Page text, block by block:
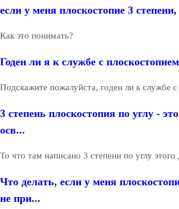
если у меня плоскостопие 3 степени,
Как это понимать?
Годен ли я к службе с
Подскажите пожалуйста, годен ли к службе
3 степень плоскостопия по углу -
осв...
То что там написано 3 степени по углу этого
Что делать, если у меня
не при...